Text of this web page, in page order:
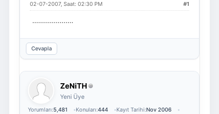
#1
02-07-2007, Saat: 02:30 PM
.....................
Cevapla
ZeNiTH
Yeni Üye
Yorumları:5,481 Konuları:444 Kayıt Tarihi:Nov 2006